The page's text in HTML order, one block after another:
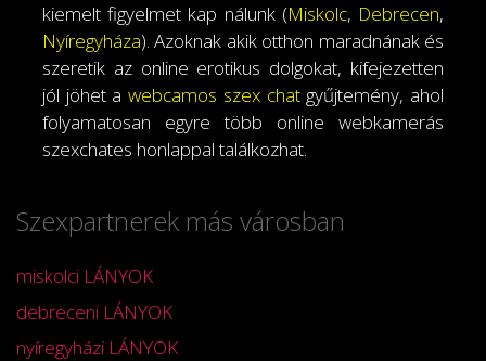
kiemelt figyelmet kap nálunk (Miskolc, Debrecen,
Nyíregyháza). Azoknak akik otthon maradnának és
szeretik az online erotikus dolgokat, kifejezetten
jól jöhet awebcamos szex chatgyűjtemény, ahol
folyamatosan egyre több online webkamerás
szexchates honlappal találkozhat.
Szexpartnerek más városban
miskolci LÁNYOK
debreceni LÁNYOK
nyíregyházi LÁNYOK